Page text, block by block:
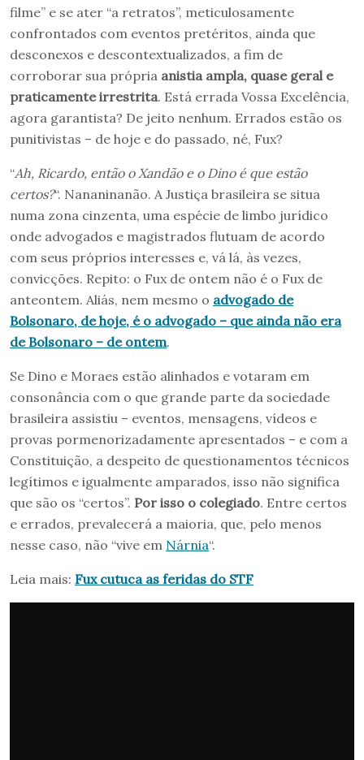
filme” e se ater “a retratos”, meticulosamente
confrontados com eventos pretéritos, ainda que
desconexos e descontextualizados, a fim de
corroborar sua própria anistia ampla, quase geral e
praticamente irrestrita. Está errada Vossa Excelência,
agora garantista? De jeito nenhum. Errados estão os
punitivistas – de hoje e do passado, né, Fux?
“Ah, Ricardo, então o Xandão e o Dino é que estão
certos?“. Nananinanão. A Justiça brasileira se situa
numa zona cinzenta, uma espécie de limbo jurídico
onde advogados e magistrados flutuam de acordo
com seus próprios interesses e, vá lá, às vezes,
convicções. Repito: o Fux de ontem não é o Fux de
anteontem. Aliás, nem mesmo o advogado de
Bolsonaro, de hoje, é o advogado – que ainda não era
de Bolsonaro – de ontem.
Se Dino e Moraes estão alinhados e votaram em
consonância com o que grande parte da sociedade
brasileira assistiu – eventos, mensagens, vídeos e
provas pormenorizadamente apresentados – e com a
Constituição, a despeito de questionamentos técnicos
legítimos e igualmente amparados, isso não significa
que são os “certos”. Por isso o colegiado. Entre certos
e errados, prevalecerá a maioria, que, pelo menos
nesse caso, não “vive em Nárnia“.
Leia mais: Fux cutuca as feridas do STF